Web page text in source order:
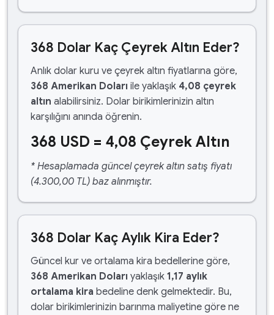
368 Dolar Kaç Çeyrek Altın Eder?
Anlık dolar kuru ve çeyrek altın fiyatlarına göre,
368 Amerikan Doları ile yaklaşık 4,08 çeyrek
altın alabilirsiniz. Dolar birikimlerinizin altın
karşılığını anında öğrenin.
368 USD = 4,08 Çeyrek Altın
* Hesaplamada güncel çeyrek altın satış fiyatı
(4.300,00 TL) baz alınmıştır.
368 Dolar Kaç Aylık Kira Eder?
Güncel kur ve ortalama kira bedellerine göre,
368 Amerikan Doları yaklaşık 1,17 aylık
ortalama kira bedeline denk gelmektedir. Bu,
dolar birikimlerinizin barınma maliyetine göre ne